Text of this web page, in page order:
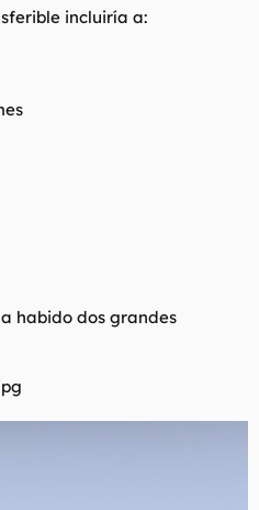
incluiría a:
habido dos grandes